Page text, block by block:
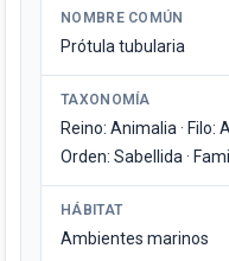
NOMBRE COMÚN
Prótula tubularia
TAXONOMÍA
Reino: Animalia · Filo:
Orden: Sabellida ·
HÁBITAT
Ambientes marinos